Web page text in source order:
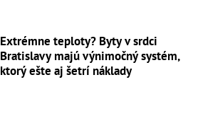
Extrémne teploty? Byty v srdci
Bratislavy majú výnimočný systém,
ktorý ešte aj šetrí náklady